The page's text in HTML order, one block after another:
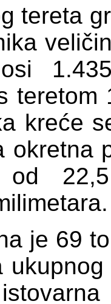
tereta
teretom
kreće
okretna
od
je 69